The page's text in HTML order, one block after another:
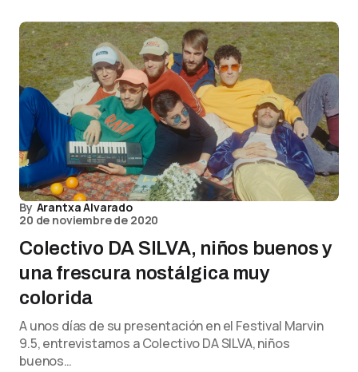
By Arantxa Alvarado
20 de noviembre de 2020
Colectivo DA SILVA, niños buenos y
una frescura nostálgica muy
colorida
A unos días de su presentación en el Festival Marvin
9.5, entrevistamos a Colectivo DA SILVA, niños
buenos…